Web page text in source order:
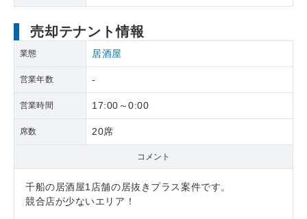
売却テナント情報
業態 居酒屋
営業年数 -
営業時間 17:00～0:00
席数 20席
コメント
千船の居酒屋1店舗の居抜きプラス案件です。
競合店が少ないエリア！